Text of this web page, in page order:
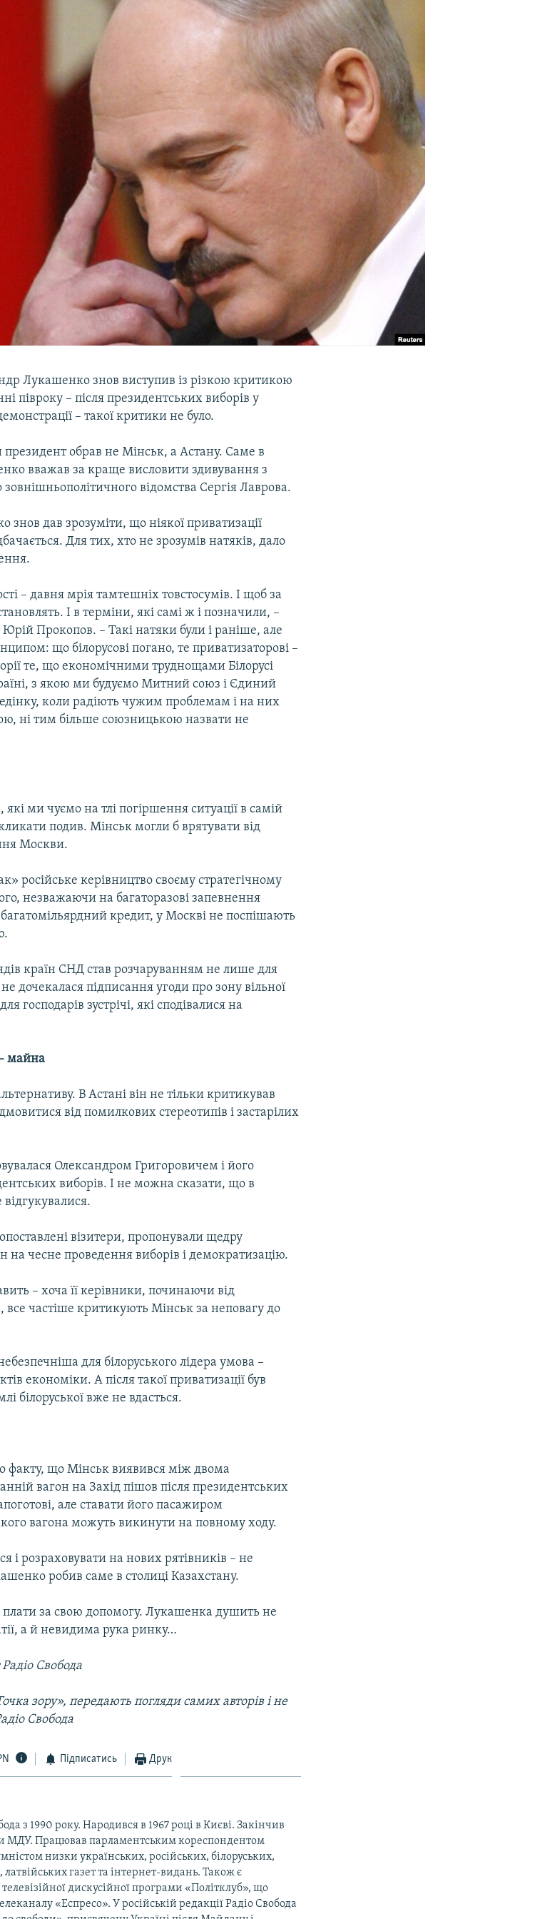
Лукашенко знов виступив із різкою критикою
півроку – після президентських виборів у
– такої критики не було.
президент обрав не Мінськ, а Астану. Саме в
вважав за краще висловити здивування з
зовнішньополітичного відомства Сергія Лаврова.
знов дав зрозуміти, що ніякої приватизації
Для тих, хто не зрозумів натяків, дало
– давня мрія тамтешніх товстосумів. І щоб за
І в терміни, які самі ж і позначили, –
Юрій Прокопов. – Такі натяки були і раніше, але
що білорусові погано, те приватизаторові –
те, що економічними труднощами Білорусі
з якою ми будуємо Митний союз і Єдиний
коли радіють чужим проблемам і на них
ні тим більше союзницькою назвати не
які ми чуємо на тлі погіршення ситуації в самій
подив. Мінськ могли б врятувати від
Москви.
російське керівництво своєму стратегічному
незважаючи на багаторазові запевнення
кредит, у Москві не поспішають
країн СНД став розчаруванням не лише для
не дочекалася підписання угоди про зону вільної
господарів зустрічі, які сподівалися на
майна
В Астані він не тільки критикував
від помилкових стереотипів і застарілих
Олександром Григоровичем і його
виборів. І не можна сказати, що в
візитери, пропонували щедру
на чесне проведення виборів і демократизацію.
– хоча її керівники, починаючи від
частіше критикують Мінськ за неповагу до
для білоруського лідера умова –
економіки. А після такої приватизації був
білоруської вже не вдасться.
факту, що Мінськ виявився між двома
вагон на Захід пішов після президентських
але ставати його пасажиром
вагона можуть викинути на повному ходу.
і розраховувати на нових рятівників – не
робив саме в столиці Казахстану.
плати за свою допомогу. Лукашенка душить не
а й невидима рука ринку…
Свобода
зору», передають погляди самих авторів і не
Свобода
Підписатись Друк
з 1990 року. Народився в 1967 році в Києві. Закінчив
МДУ. Працював парламентським кореспондентом
низки українських, російських, білоруських,
латвійських газет та інтернет-видань. Також є
дискусійної програми «Політклуб», що
«Еспресо». У російській редакції Радіо Свобода